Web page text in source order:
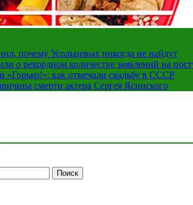
почему Усольцевых никогда не найдут
о рекордном количестве заявлений на
«Горько!»: как отмечали свадьбу в СССР
смерти актера Сергея Ясинского